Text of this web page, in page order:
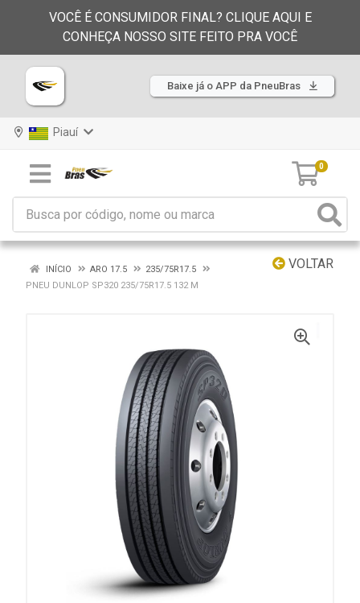
VOCÊ É CONSUMIDOR FINAL? CLIQUE AQUI E
CONHEÇA NOSSO SITE FEITO PRA VOCÊ
Baixe já o APP da PneuBras
Piauí
0
VOLTAR
INÍCIO ARO 17.5
235/75R17.5
PNEU DUNLOP SP320 235/75R17.5 132 M